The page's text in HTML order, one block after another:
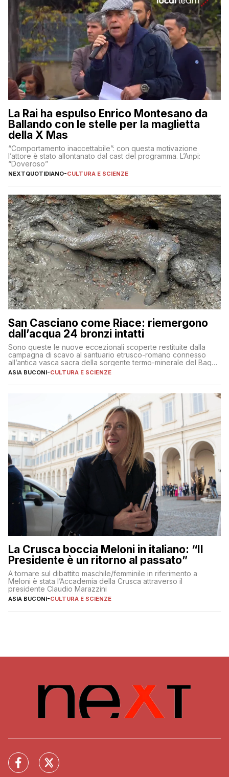
La Rai ha espulso Enrico Montesano da
Ballando con le stelle per la maglietta
della X Mas
“Comportamento inaccettabile”: con questa motivazione
l’attore è stato allontanato dal cast del programma. L’Anpi:
“Doveroso”
NEXTQUOTIDIANO-CULTURA E SCIENZE
San Casciano come Riace: riemergono
dall’acqua 24 bronzi intatti
Sono queste le nuove eccezionali scoperte restituite dalla
campagna di scavo al santuario etrusco-romano connesso
all’antica vasca sacra della sorgente termo-minerale del Bagno
Grande
ASIA BUCONI-CULTURA E SCIENZE
La Crusca boccia Meloni in italiano: “Il
Presidente è un ritorno al passato”
A tornare sul dibattito maschile/femminile in riferimento a
Meloni è stata l’Accademia della Crusca attraverso il
presidente Claudio Marazzini
ASIA BUCONI-CULTURA E SCIENZE